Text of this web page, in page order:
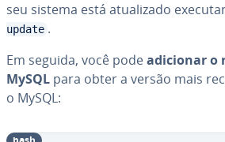
seu sistema está atu­a­li­zado
update .
Em seguida, você podeadicionar o
MySQL para obter a versão mais
o MySQL: